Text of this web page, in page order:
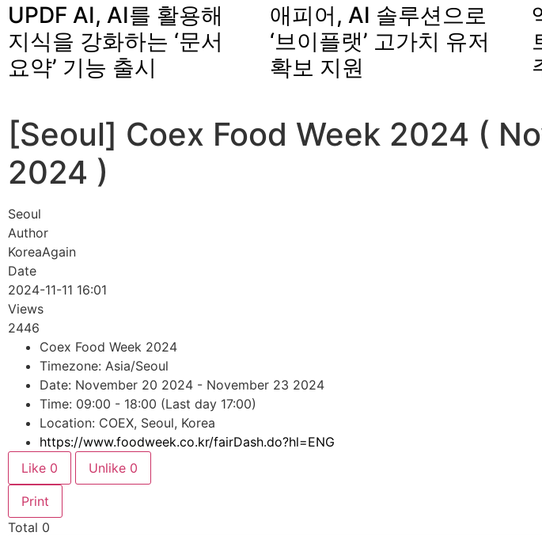
UPDF AI, AI를 활용해
지식을 강화하는 ‘문서
요약’ 기능 출시
애피어, AI 솔루션으로
‘브이플랫’ 고가치 유저
확보 지원
[Seoul] Coex Food Week 2024 (
2024 )
Seoul
Author
KoreaAgain
Date
2024-11-11 16:01
Views
2446
Coex Food Week 2024
Timezone: Asia/Seoul
Date: November 20 2024 - November 23 2024
Time: 09:00 - 18:00 (Last day 17:00)
Location: COEX, Seoul, Korea
https://www.foodweek.co.kr/fairDash.do?hl=ENG
Like 0 Unlike 0
Print
Total 0